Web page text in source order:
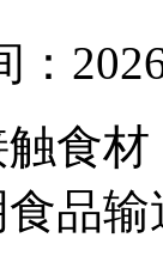
：
食
品